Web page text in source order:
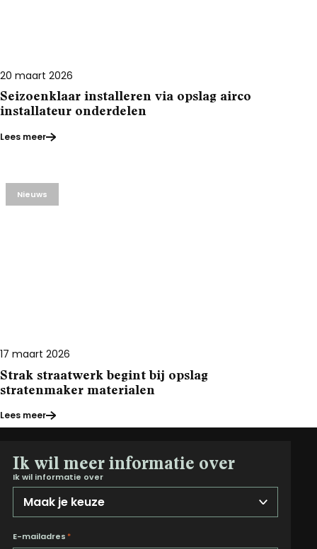
20 maart 2026
Seizoenklaar installeren via opslag airco
installateur onderdelen
Lees meer
17 maart 2026
Strak straatwerk begint bij opslag
stratenmaker materialen
Lees meer
Nieuws
Ik wil meer informatie over
Ik wil informatie over
E-mailadres *